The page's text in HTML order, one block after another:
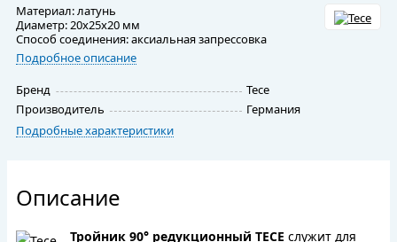
Материал: латунь
Диаметр: 20х25х20 мм
Способ соединения: аксиальная запрессовка
Подробное описание
Бренд
Tece
Производитель
Германия
Подробные характеристики
Описание
Тройник 90° редукционный TECE служит для